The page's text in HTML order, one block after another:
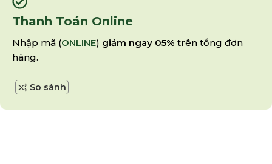
Thanh Toán Online
Nhập mã (ONLINE) giảm ngay 05% trên tổng đơn
hàng.
So sánh